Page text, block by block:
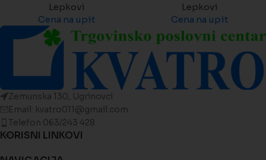
Lepkovi
Cena na upit
Lepkovi
Cena na upit
Zemunska 130, Ugrinovci
Email: kvatro011@gmail.com
Telefon 063/243 428
KORISNI LINKOVI